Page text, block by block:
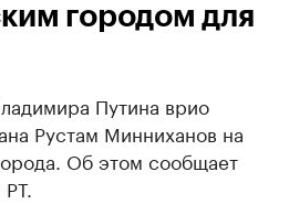
городом для
Путина врио
Рустам Минниханов на
Об этом сообщает